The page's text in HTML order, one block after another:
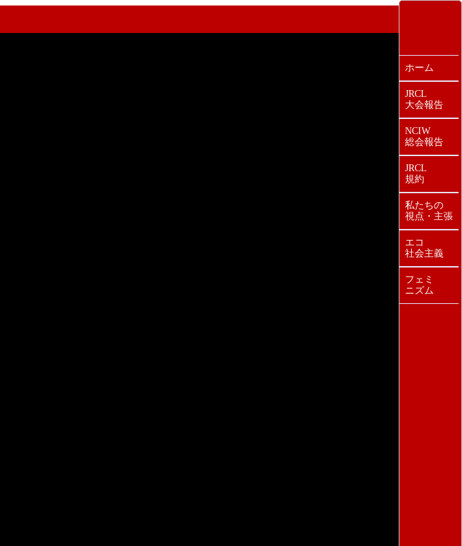
ホーム
JRCL
大会報告
NCIW
総会報告
JRCL
規約
私たちの
視点・主張
エコ
社会主義
フェミ
ニズム